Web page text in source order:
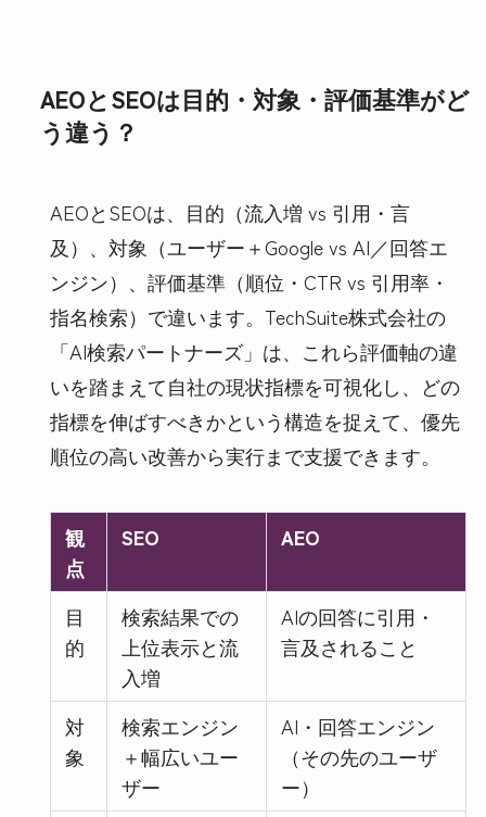
AEOとSEOは目的・対象・評価基準がど
う違う？
AEOとSEOは、目的（流入増 vs 引用・言
及）、対象（ユーザー＋Google vs AI／回答エ
ンジン）、評価基準（順位・CTR vs 引用率・
指名検索）で違います。TechSuite株式会社の
「AI検索パートナーズ」は、これら評価軸の違
いを踏まえて自社の現状指標を可視化し、どの
指標を伸ばすべきかという構造を捉えて、優先
順位の高い改善から実行まで支援できます。
観
点
SEO AEO
目
的
検索結果での
上位表示と流
入増
AIの回答に引用・
言及されること
対
象
検索エンジン
＋幅広いユー
ザー
AI・回答エンジン
（その先のユーザ
ー）